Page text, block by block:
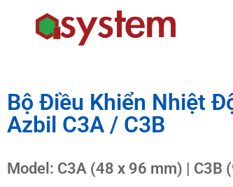
Bộ Điều Khiển Nhiệt
Azbil C3A / C3B
Model: C3A (48 x 96 mm) | C3B